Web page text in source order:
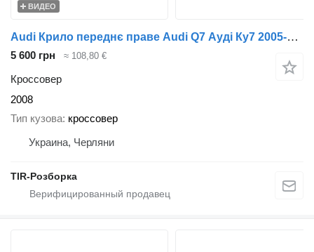
ВИДЕО
Audi Крило переднє праве Audi Q7 Ауді Ку7 2005-2015
5 600 грн ≈ 108,80 €
Кроссовер
2008
Тип кузова кроссовер
Украина, Черляни
TIR-Розборка